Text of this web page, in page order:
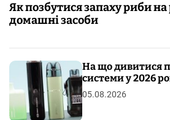
Як позбутися запаху риби на
домашні засоби
На що дивитися
системи у 2026
05.08.2026